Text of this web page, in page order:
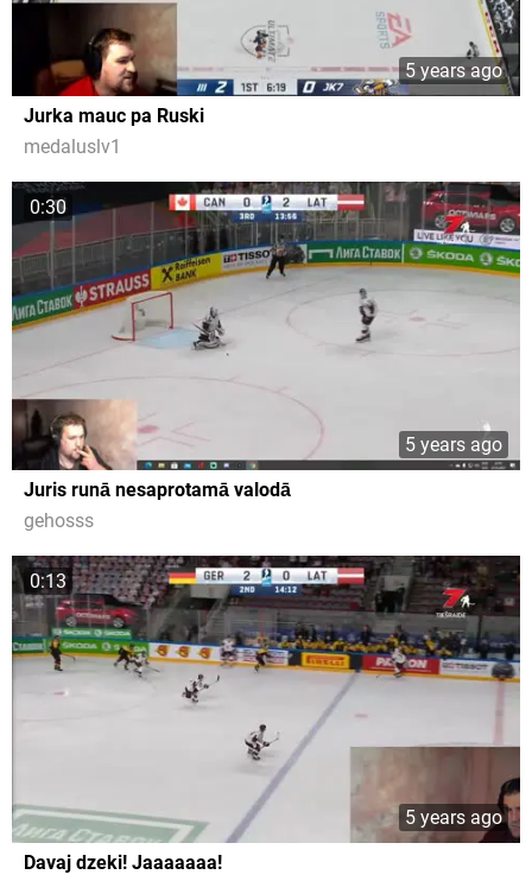
5 years ago
Jurka mauc pa Ruski
medaluslv1
0:30
5 years ago
Juris runā nesaprotamā valodā
gehosss
0:13
5 years ago
Davaj dzeki! Jaaaaaaa!